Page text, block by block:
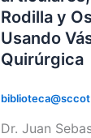
Rodilla y
Usando
Quirúrgica
Dr. Juan